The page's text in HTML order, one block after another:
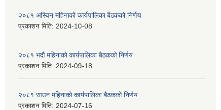
२०८१ अस्विन महिनाको कार्यपालिका बैठकको निर्णय
प्रकाशन मिति: 2024-10-08
२०८१ भदौ महिनाको कार्यपालिका बैठकको निर्णय
प्रकाशन मिति: 2024-09-18
२०८१ साउन महिनाको कार्यपालिका बैठकको निर्णय
प्रकाशन मिति: 2024-07-16